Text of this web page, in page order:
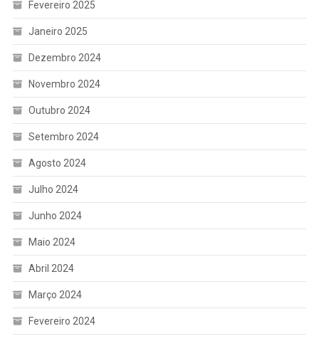
Fevereiro 2025
Janeiro 2025
Dezembro 2024
Novembro 2024
Outubro 2024
Setembro 2024
Agosto 2024
Julho 2024
Junho 2024
Maio 2024
Abril 2024
Março 2024
Fevereiro 2024